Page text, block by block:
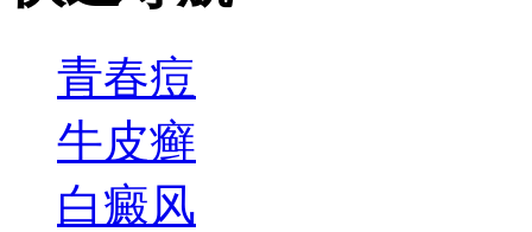
青春痘
牛皮癣
白癜风